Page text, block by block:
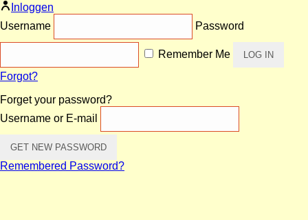
Inloggen
Username
Password
Remember Me
Forgot?
Forget your password?
Username or E-mail
Remembered Password?